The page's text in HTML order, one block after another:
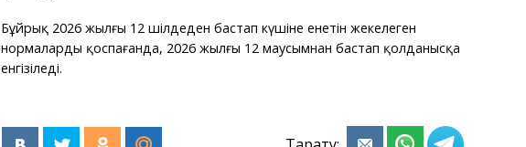
Бұйрық 2026 жылғы 12 шілдеден бастап күшіне енетін жекелеген
нормаларды қоспағанда, 2026 жылғы 12 маусымнан бастап қолданысқа
енгізіледі.